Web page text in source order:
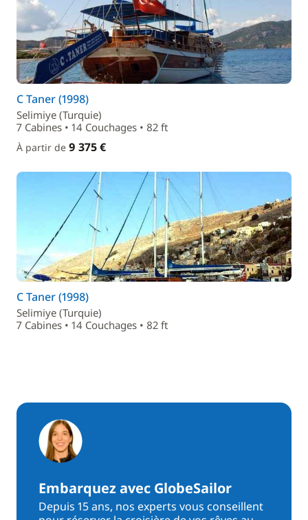
C Taner (1998)
Selimiye (Turquie)
7 Cabines • 14 Couchages • 82 ft
À partir de 9 375 €
C Taner (1998)
Selimiye (Turquie)
7 Cabines • 14 Couchages • 82 ft
Embarquez avec GlobeSailor
Depuis 15 ans, nos experts vous conseillent